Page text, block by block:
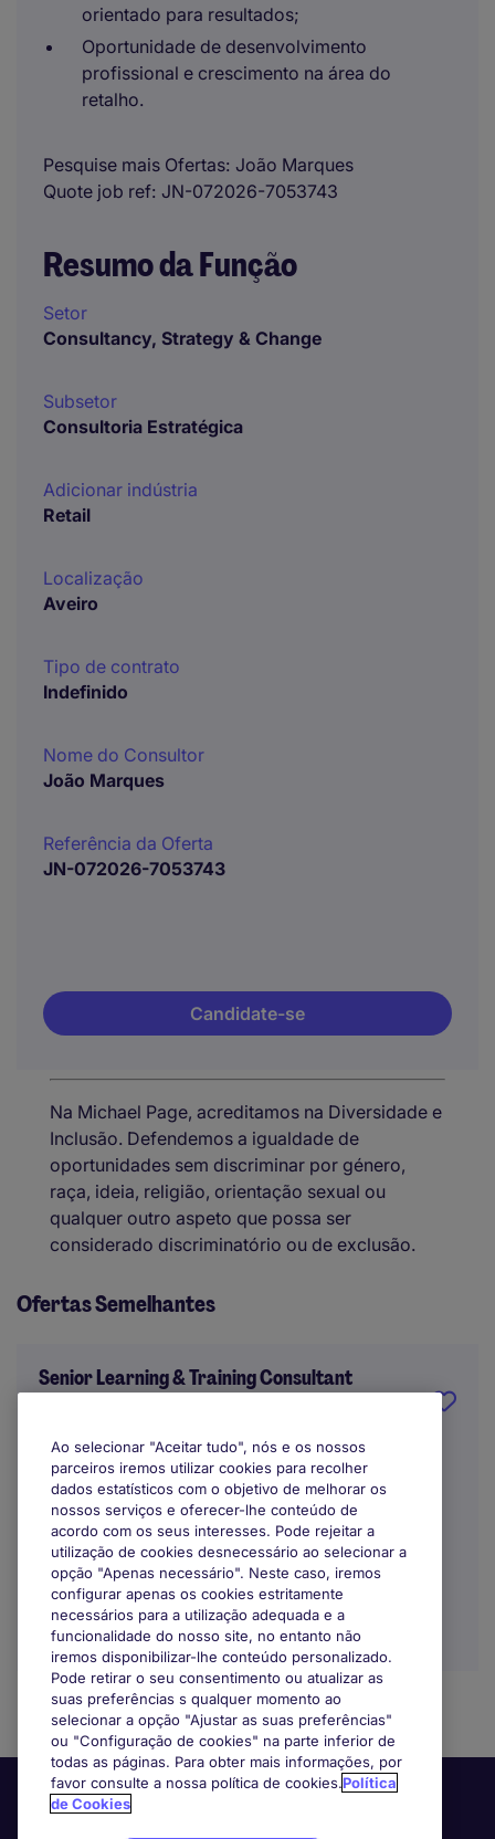
orientado para resultados;
Oportunidade de desenvolvimento
profissional e crescimento na área do
retalho.
Pesquise mais Ofertas João Marques
Quote job ref JN-072026-7053743
Resumo da Função
Setor
Consultancy, Strategy & Change
Subsetor
Consultoria Estratégica
Adicionar indústria
Retail
Localização
Aveiro
Tipo de contrato
Indefinido
Nome do Consultor
João Marques
Referência da Oferta
JN-072026-7053743
Candidate-se
Na Michael Page, acreditamos na Diversidade e
Inclusão. Defendemos a igualdade de
oportunidades sem discriminar por género,
raça, ideia, religião, orientação sexual ou
qualquer outro aspeto que possa ser
considerado discriminatório ou de exclusão.
Ofertas Semelhantes
Senior Learning & Training Consultant
Lisbon
Indefinido
Ao selecionar "Aceitar tudo", nós e os nossos
parceiros iremos utilizar cookies para recolher
dados estatísticos com o objetivo de melhorar os
nossos serviços e oferecer-lhe conteúdo de
acordo com os seus interesses. Pode rejeitar a
utilização de cookies desnecessário ao selecionar a
opção "Apenas necessário". Neste caso, iremos
configurar apenas os cookies estritamente
necessários para a utilização adequada e a
funcionalidade do nosso site, no entanto não
iremos disponibilizar-lhe conteúdo personalizado.
Pode retirar o seu consentimento ou atualizar as
suas preferências s qualquer momento ao
selecionar a opção "Ajustar as suas preferências"
ou "Configuração de cookies" na parte inferior de
todas as páginas. Para obter mais informações, por
favor consulte a nossa política de cookies.Política
de Cookies